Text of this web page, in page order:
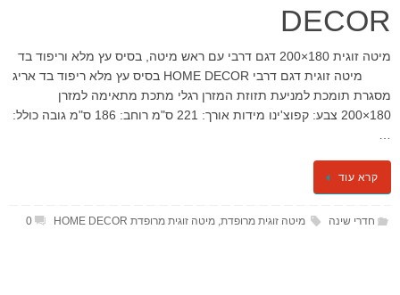
DECOR
מיטה זוגית 180×200 דגם דרבי עם ראש מיטה, בסיס עץ מלא וריפוד בד
מיטה זוגית דגם דרבי HOME DECOR בסיס עץ מלא ריפוד בד אריג
מסגרת תומכת למניעת תזוזת המזרן רגלי מתכת מתאימה למזרן
180×200 צבע: קפוצ'ינו מידות אורך: 221 ס"מ רוחב: 186 ס"מ גובה כולל:
…
קרא עוד
חדרי שינה מיטה זוגית מרופדת,מיטה זוגית מרופדת HOME DECOR 0